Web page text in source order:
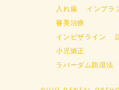
入れ歯
インプラ
審美治療
インビザライン
小児矯正
ラバーダム防湿法